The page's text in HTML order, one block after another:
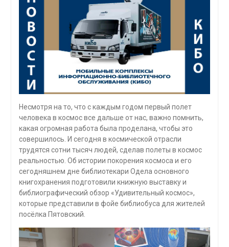
Несмотря на то, что с каждым годом первый полет
человека в космос все дальше от нас, важно помнить,
какая огромная работа была проделана, чтобы это
совершилось. И сегодня в космической отрасли
трудятся сотни тысяч людей, сделав полеты в космос
реальностью. Об истории покорения космоса и его
сегодняшнем дне библиотекари Одела основного
книгохранения подготовили книжную выставку и
библиографический обзор «Удивительный космос»,
которые представили в фойе библиобуса для жителей
посёлка Пятовский.